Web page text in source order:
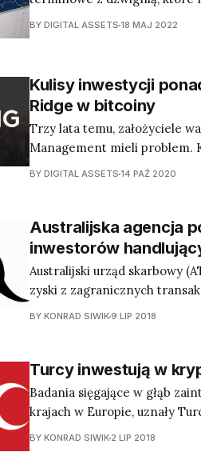
pozwalają na zabezpieczenie
BY DIGITAL ASSETS 18 MAJ 2022
Kulisy inwestycji
Ridge w bitcoiny
Trzy lata temu, założyciele
Management mieli problem.
szczebla firmy doradczej
BY DIGITAL ASSETS 14 PAŹ 2020
Australijska agencja
inwestorów
Australijski urząd skarbowy
zyski z zagranicznych
zobowiązaniach
BY KONRAD SIWIK 9 LIP 2018
Turcy inwestują w
Badania sięgające w głąb
krajach w Europie, uznały
kryptowalutowych, w którym
BY KONRAD SIWIK 2 LIP 2018